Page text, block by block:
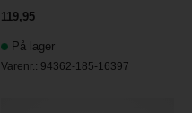
119,95
På lager
Varenr.: 94362-185-16397